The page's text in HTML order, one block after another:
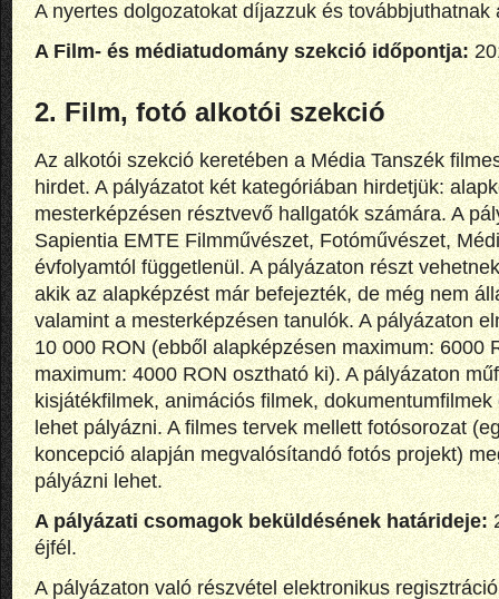
A nyertes dolgozatokat díjazzuk és továbbjuthatnak
A Film- és médiatudomány szekció időpontja:
2. Film, fotó alkotói szekció
Az alkotói szekció keretében a Média Tanszék
hirdet. A pályázatot két kategóriában hirdetjük:
mesterképzésen résztvevő hallgatók számára. A
Sapientia EMTE Filmművészet, Fotóművészet,
évfolyamtól függetlenül. A pályázaton részt
akik az alapképzést már befejezték, de még nem
valamint a mesterképzésen tanulók. A pályázaton
10 000 RON (ebből alapképzésen maximum: 6000
maximum: 4000 RON osztható ki). A pályázaton
kisjátékfilmek, animációs filmek,
lehet pályázni. A filmes tervek mellett fotósorozat
koncepció alapján megvalósítandó fotós projekt)
pályázni lehet.
A pályázati csomagok beküldésének határideje:
éjfél.
A pályázaton való részvétel elektronikus